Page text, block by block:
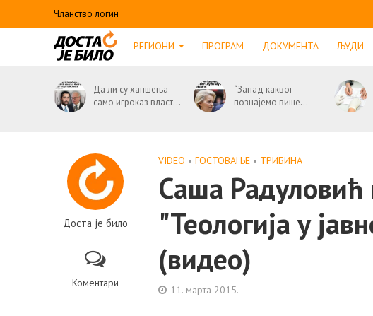
Чланство логин
РЕГИОНИ ПРОГРАМ ДОКУМЕНТА ЉУДИ
Да ли су хапшења
само игроказ власт...
“Запад каквог
познајемо више...
Доста је било
Коментари
VIDEO • ГОСТОВАЊЕ • ТРИБИНА
Саша Радуловић
"Теологија у
(видео)
11. марта 2015.